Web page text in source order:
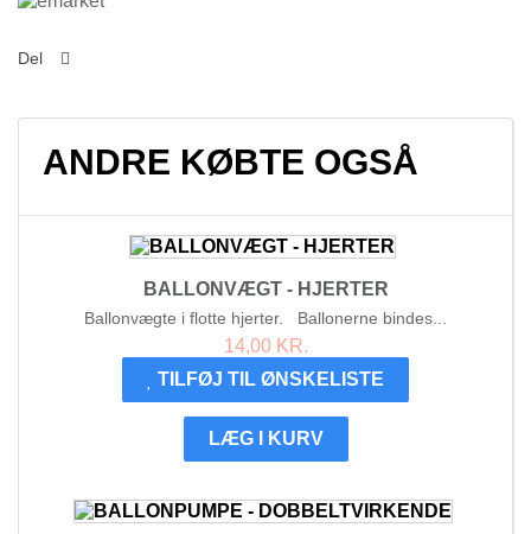
Del
ANDRE KØBTE OGSÅ
BALLONVÆGT - HJERTER
Ballonvægte i flotte hjerter. Ballonerne bindes...
14,00 KR.
TILFØJ TIL ØNSKELISTE
LÆG I KURV